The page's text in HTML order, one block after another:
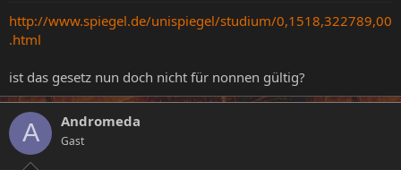
http://www.spiegel.de/unispiegel/studium/0,1518,322789,00
.html
ist das gesetz nun doch nicht für nonnen gültig?
A Andromeda
Gast